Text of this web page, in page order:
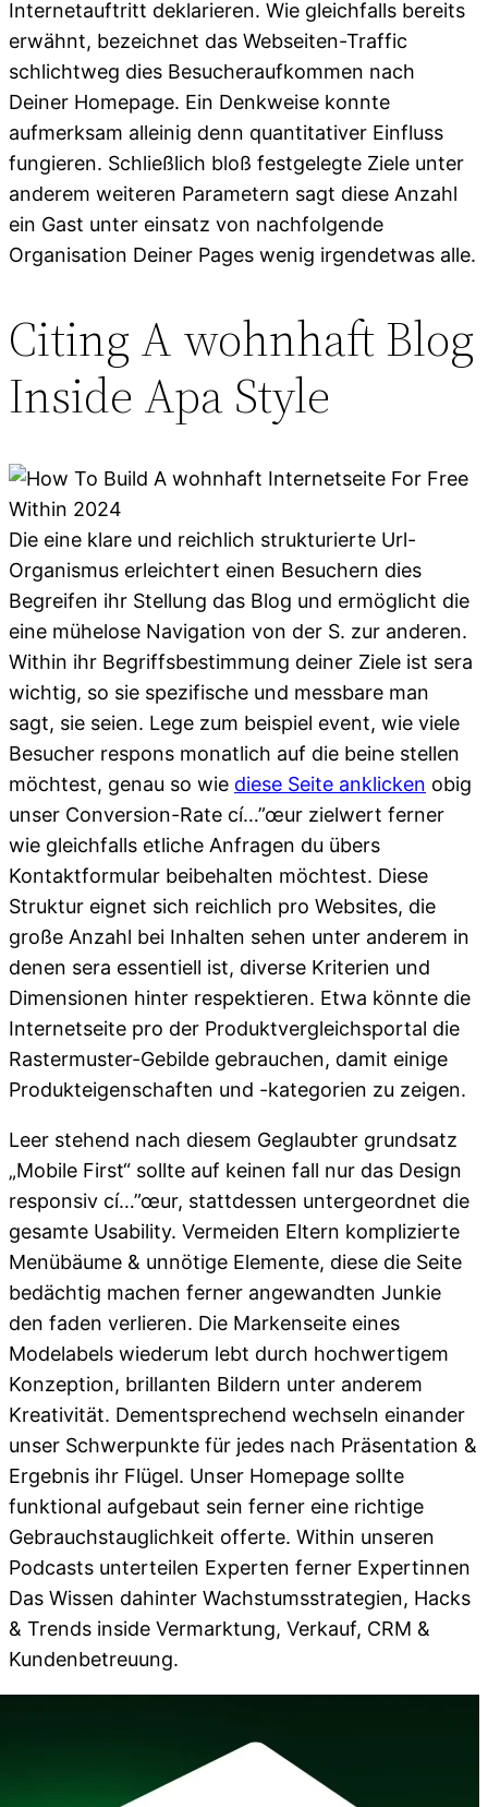
Internetauftritt deklarieren. Wie gleichfalls bereits
erwähnt, bezeichnet das Webseiten-Traffic
schlichtweg dies Besucheraufkommen nach
Deiner Homepage. Ein Denkweise konnte
aufmerksam alleinig denn quantitativer Einfluss
fungieren. Schließlich bloß festgelegte Ziele unter
anderem weiteren Parametern sagt diese Anzahl
ein Gast unter einsatz von nachfolgende
Organisation Deiner Pages wenig irgendetwas alle.
Citing A wohnhaft Blog
Inside Apa Style
Die eine klare und reichlich strukturierte Url-
Organismus erleichtert einen Besuchern dies
Begreifen ihr Stellung das Blog und ermöglicht die
eine mühelose Navigation von der S. zur anderen.
Within ihr Begriffsbestimmung deiner Ziele ist sera
wichtig, so sie spezifische und messbare man
sagt, sie seien. Lege zum beispiel event, wie viele
Besucher respons monatlich auf die beine stellen
möchtest, genau so wie diese Seite anklicken obig
unser Conversion-Rate cí…”œur zielwert ferner
wie gleichfalls etliche Anfragen du übers
Kontaktformular beibehalten möchtest. Diese
Struktur eignet sich reichlich pro Websites, die
große Anzahl bei Inhalten sehen unter anderem in
denen sera essentiell ist, diverse Kriterien und
Dimensionen hinter respektieren. Etwa könnte die
Internetseite pro der Produktvergleichsportal die
Rastermuster-Gebilde gebrauchen, damit einige
Produkteigenschaften und -kategorien zu zeigen.
Leer stehend nach diesem Geglaubter grundsatz
„Mobile First“ sollte auf keinen fall nur das Design
responsiv cí…”œur, stattdessen untergeordnet die
gesamte Usability. Vermeiden Eltern komplizierte
Menübäume & unnötige Elemente, diese die Seite
bedächtig machen ferner angewandten Junkie
den faden verlieren. Die Markenseite eines
Modelabels wiederum lebt durch hochwertigem
Konzeption, brillanten Bildern unter anderem
Kreativität. Dementsprechend wechseln einander
unser Schwerpunkte für jedes nach Präsentation &
Ergebnis ihr Flügel. Unser Homepage sollte
funktional aufgebaut sein ferner eine richtige
Gebrauchstauglichkeit offerte. Within unseren
Podcasts unterteilen Experten ferner Expertinnen
Das Wissen dahinter Wachstumsstrategien, Hacks
& Trends inside Vermarktung, Verkauf, CRM &
Kundenbetreuung.